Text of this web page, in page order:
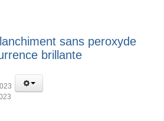
sans peroxyde
brillante